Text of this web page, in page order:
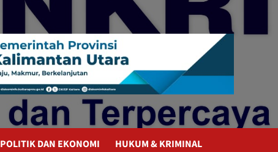
POLITIK DAN EKONOMI HUKUM & KRIMINAL